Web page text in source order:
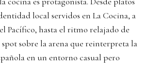
local servidos en La Cocina, a
Pacífico, hasta el ritmo relajado de
sobre la arena que reinterpreta la
en un entorno casual pero